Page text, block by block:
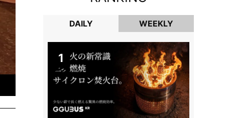
DAILY WEEKLY
DAILY